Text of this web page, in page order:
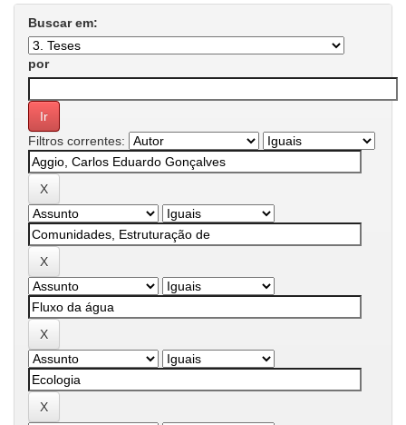
Buscar em:
por
Filtros correntes: